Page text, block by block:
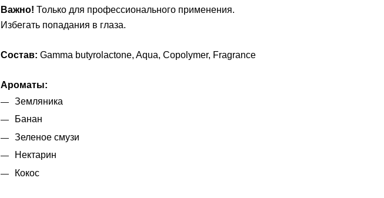
Важно! Только для профессионального применения.
Избегать попадания в глаза.
Состав: Gamma butyrolactone, Aqua, Copolymer, Fragrance
Ароматы:
Земляника
Банан
Зеленое смузи
Нектарин
Кокос